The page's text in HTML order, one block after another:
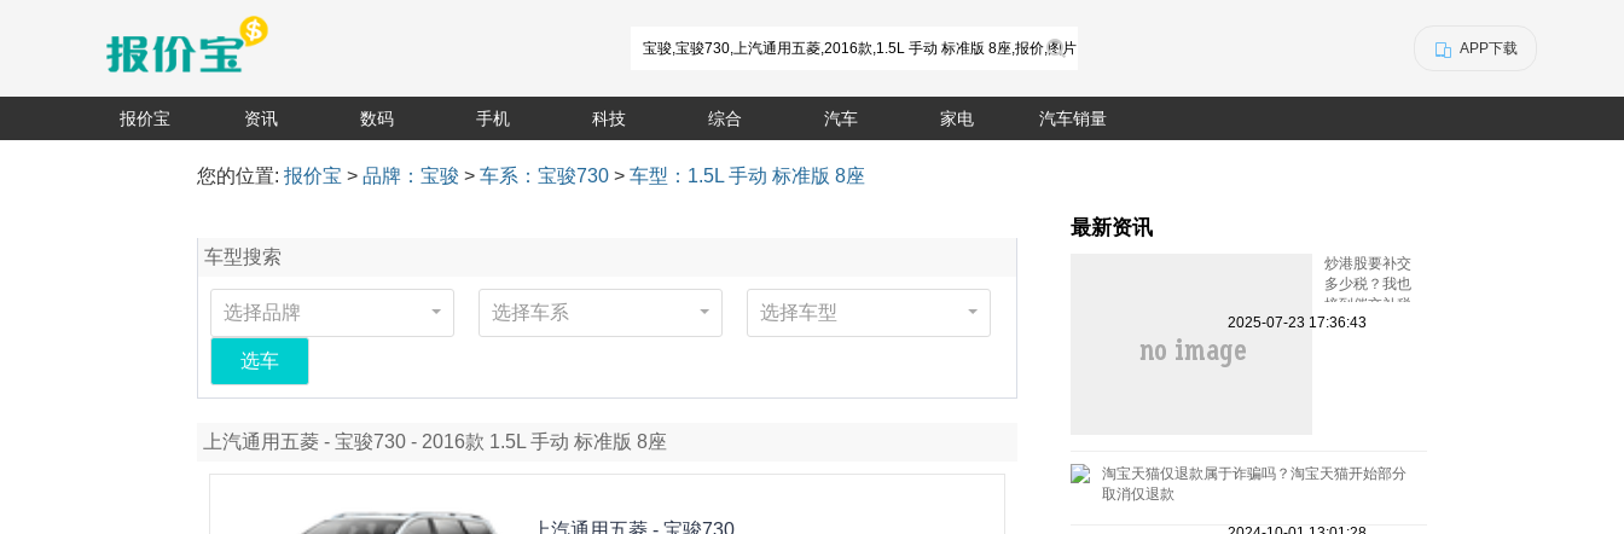
APP下载
报价宝 资讯 数码 手机 科技 综合 汽车 家电 汽车销量
您的位置:报价宝 >品牌：宝骏 >车系：宝骏730 >车型：1.5L 手动 标准版 8座
车型搜索
选择品牌 选择车系 选择车型
选车
上汽通用五菱 - 宝骏730 - 2016款 1.5L 手动 标准版 8座
最新资讯
炒港股要补交
多少税？我也
接到催交补税
特别行动的电
2025-07-23 17:36:43
淘宝天猫仅退款属于诈骗吗？淘宝天猫开始部分
取消仅退款